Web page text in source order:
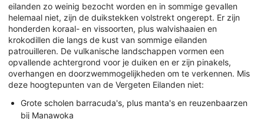
eilanden zo weinig bezocht worden en in sommige gevallen
helemaal niet, zijn de duikstekken volstrekt ongerept. Er zijn
honderden koraal- en vissoorten, plus walvishaaien en
krokodillen die langs de kust van sommige eilanden
patrouilleren. De vulkanische landschappen vormen een
opvallende achtergrond voor je duiken en er zijn pinakels,
overhangen en doorzwemmogelijkheden om te verkennen. Mis
deze hoogtepunten van de Vergeten Eilanden niet:
Grote scholen barracuda's, plus manta's en reuzenbaarzen
bij Manawoka